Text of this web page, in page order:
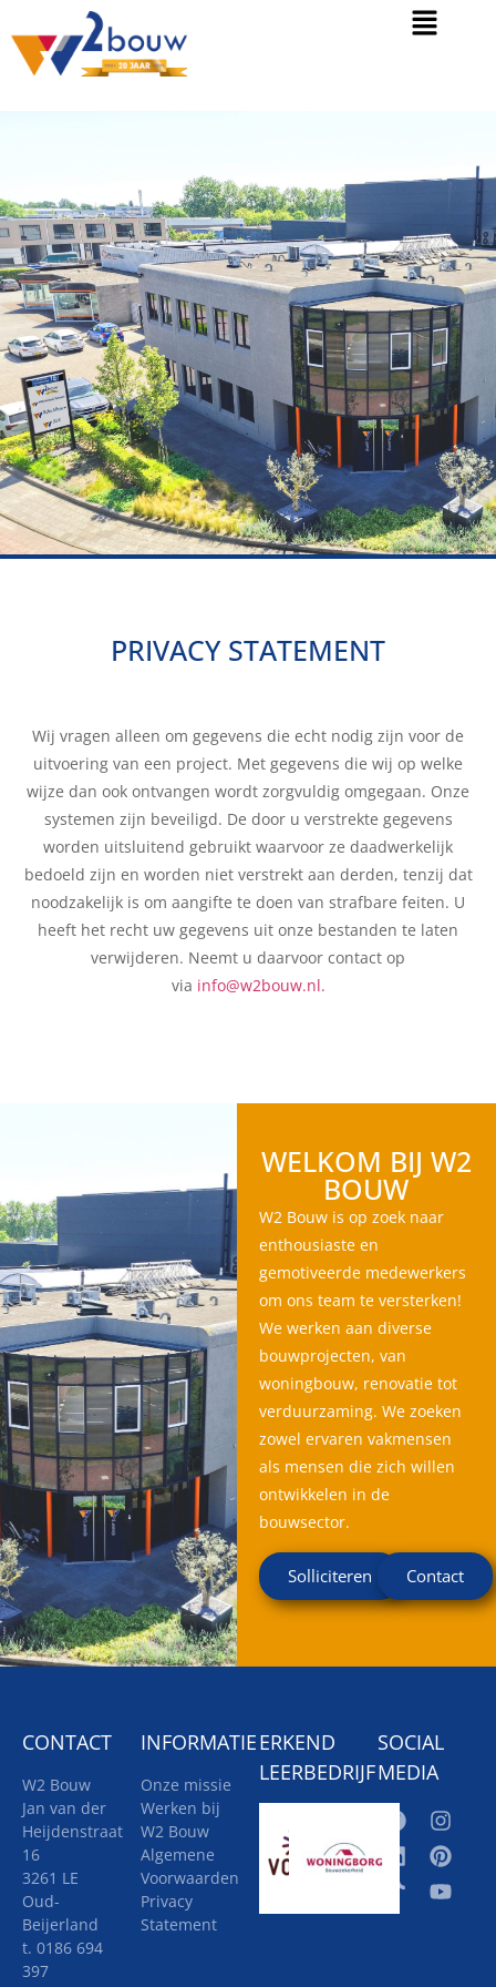
PRIVACY STATEMENT
Wij vragen alleen om gegevens die echt nodig zijn voor de
uitvoering van een project. Met gegevens die wij op welke
wijze dan ook ontvangen wordt zorgvuldig omgegaan. Onze
systemen zijn beveiligd. De door u verstrekte gegevens
worden uitsluitend gebruikt waarvoor ze daadwerkelijk
bedoeld zijn en worden niet verstrekt aan derden, tenzij dat
noodzakelijk is om aangifte te doen van strafbare feiten. U
heeft het recht uw gegevens uit onze bestanden te laten
verwijderen. Neemt u daarvoor contact op
via info@w2bouw.nl.
WELKOM BIJ W2
BOUW
W2 Bouw is op zoek naar
enthousiaste en
gemotiveerde medewerkers
om ons team te versterken!
We werken aan diverse
bouwprojecten, van
woningbouw, renovatie tot
verduurzaming. We zoeken
zowel ervaren vakmensen
als mensen die zich willen
ontwikkelen in de
bouwsector.
Solliciteren Contact
CONTACT
W2 Bouw
Jan van der
Heijdenstraat
16
3261 LE
Oud-
Beijerland
t. 0186 694
397
INFORMATIE
Onze missie
Werken bij
W2 Bouw
Algemene
Voorwaarden
Privacy
Statement
ERKEND
LEERBEDRIJF
SOCIAL
MEDIA